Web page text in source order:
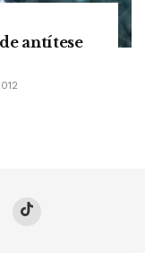
antítese